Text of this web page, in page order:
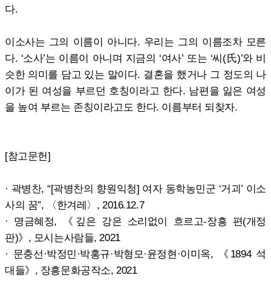
다.
이소사는 그의 이름이 아니다. 우리는 그의 이름조차 모른
다. ‘소사’는 이름이 아니며 지금의 ‘여사’ 또는 ‘씨(氏)’와 비
슷한 의미를 담고 있는 말이다. 결혼을 했거나 그 정도의 나
이가 된 여성을 부르던 호칭이라고 한다. 남편을 잃은 여성
을 높여 부르는 존칭이라고도 한다. 이름부터 되찾자.
[참고문헌]
· 곽병찬, “[곽병찬의 향원익청] 여자 동학농민군 ‘거괴’ 이소
사의 꿈”, 〈한겨레〉, 2016.12.7
· 명금혜정, 《깊은 강은 소리없이 흐르고-장흥 편(개정
판)》, 모시는사람들, 2021
· 문충선·박정민·박홍규·박형모·윤정현·이미옥, 《1894 석
대들》, 장흥문화공작소, 2021